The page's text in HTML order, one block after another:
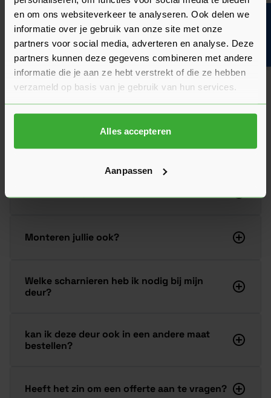
en om ons websiteverkeer te analyseren. Ook delen we
informatie over je gebruik van onze site met onze
partners voor social media, adverteren en analyse. Deze
partners kunnen deze gegevens combineren met andere
informatie die je aan ze hebt verstrekt of die ze hebben
verzameld op basis van je gebruik van hun services.
Alles accepteren
Aanpassen
product. We hebben de belangrijkste onderwerpen alvast
voor je op een rij gezet zodat je snel verder kunt.
Kun je het antwoord op jouw vraag niet vinden? Neem dan
gerust contact op met een van onze experts we helpen je
graag verder!
Stel je vraag
Zijn deze deuren ook geschikt als
schuifdeur?
Monteren jullie ook?
Welke scharnieren heb ik nodig bij mijn
deur?
kan ik deze deur ook in een andere maat
bestellen?
Heeft het zin om een offerte aan te vragen?